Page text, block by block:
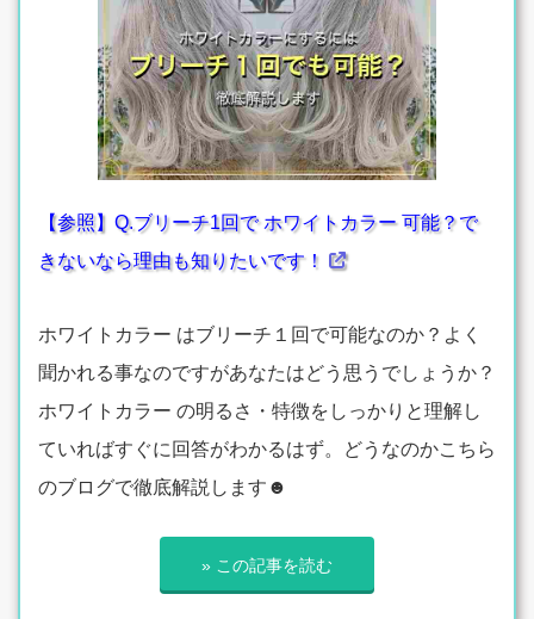
【参照】Q.ブリーチ1回で ホワイトカラー 可能？で
きないなら理由も知りたいです！
ホワイトカラー はブリーチ１回で可能なのか？よく
聞かれる事なのですがあなたはどう思うでしょうか？
ホワイトカラー の明るさ・特徴をしっかりと理解し
ていればすぐに回答がわかるはず。どうなのかこちら
のブログで徹底解説します☻
» この記事を読む